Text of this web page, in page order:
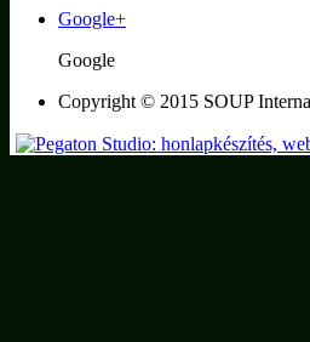
Google+
Google
Copyright © 2015 SOUP